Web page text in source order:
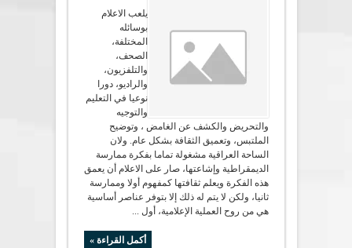
يلعب الاعلام
بوسائله
المختلفة،
الصحف،
والتلفزيون،
والراديو، دورا
نوعيا في التعليم
والتوجيه
والتحريض والكشف عن الغامض ، وتوضيح
الملتبس، وتعميق الثقافة بشكل عام. ولان
الساحة العراقية مشغولة تماما بفكرة ممارسة
الديمقراطية وإشاعتها، صار على الاعلام أن يعمق
هذه الفكرة ويعلم ثقافتها كمفهوم أولا وممارسة
ثانيا، ولكن لا يتم له ذلك إلا بتوفر عناصر أساسية
هي من روح العملية الإعلامية، أول ...
أكمل القراءة »